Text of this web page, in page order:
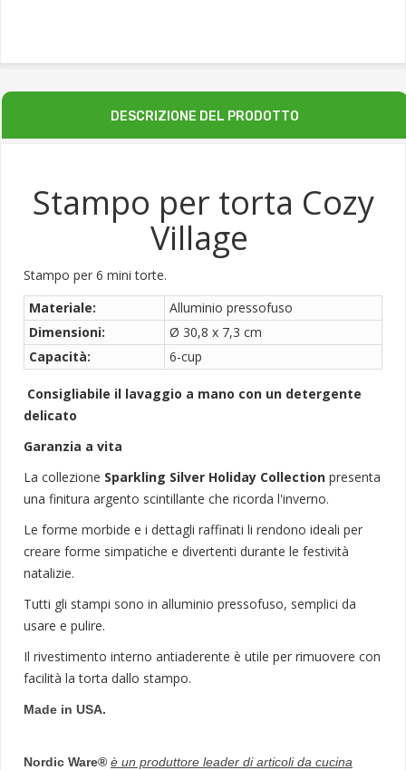
DESCRIZIONE DEL PRODOTTO
Stampo per torta Cozy
Village
Stampo per 6 mini torte.
Materiale:
Alluminio pressofuso
Dimensioni:
Ø 30,8 x 7,3 cm
Capacità:
6-cup
Consigliabile il lavaggio a mano con un detergente
delicato
Garanzia a vita
La collezione Sparkling Silver Holiday Collection presenta
una finitura argento scintillante che ricorda l'inverno.
Le forme morbide e i dettagli raffinati li rendono ideali per
creare forme simpatiche e divertenti durante le festività
natalizie.
Tutti gli stampi sono in alluminio pressofuso, semplici da
usare e pulire.
Il rivestimento interno antiaderente è utile per rimuovere con
facilità la torta dallo stampo.
Made in USA.
Nordic Ware® è un produttore leader di articoli da cucina